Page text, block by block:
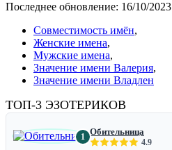
Последнее обновление: 16/10/2023
Совместимость имён,
Женские имена,
Мужские имена,
Значение имени Валерия,
Значение имени Владлен
ТОП-3 ЭЗОТЕРИКОВ
1 Обительница
4.9